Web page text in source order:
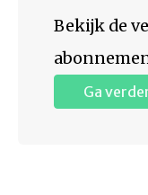
Bekijk de
Ga